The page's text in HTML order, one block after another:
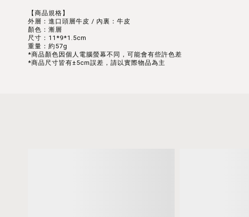
【商品規格】
外層：進口頭層牛皮 / 內裏：牛皮
顏色：漸層
尺寸：11*9*1.5cm
重量：約57g
*商品顏色因個人電腦螢幕不同，可能會有些許色差
*商品尺寸皆有±5cm誤差，請以實際物品為主